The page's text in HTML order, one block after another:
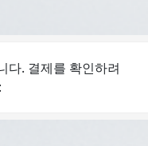
다. 결제를 확인하려